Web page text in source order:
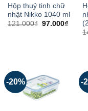
Hộp thuỷ tinh chữ
nhật Nikko 1040 ml
121.000₫ 97.000₫
-20% -